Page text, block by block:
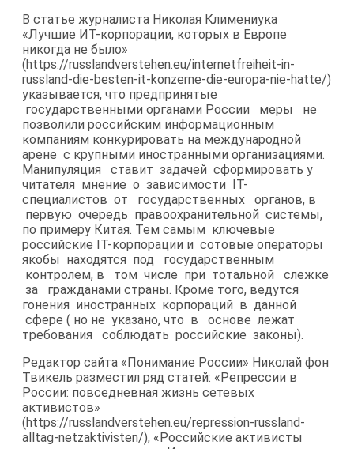
В статье журналиста Николая Климениука
«Лучшие ИТ-​корпорации, которых в Европе
никогда не было»
(https://russlandverstehen.eu/internetfreiheit-​in-
russland-die-besten-it-konzerne-die-europa-nie-hatte/)
указывается, что предпринятые
государственными органами России меры не
позволили российским информационным
компаниям конкурировать на международной
арене с крупными иностранными организациями.
Манипуляция ставит задачей сформировать у
читателя мнение о зависимости IТ-​
специалистов от государственных органов, в
первую очередь правоохранительной системы,
по примеру Китая. Тем самым ключевые
российские IT-​корпорации и сотовые операторы
якобы находятся под государственным
контролем, в том числе при тотальной слежке
за гражданами страны. Кроме того, ведутся
гонения иностранных корпораций в данной
сфере ( но не указано, что в основе лежат
требования соблюдать российские законы).
Редактор сайта «Понимание России» Николай фон
Твикель разместил ряд статей: «Репрессии в
России: повседневная жизнь сетевых
активистов»
(https://russlandverstehen.eu/repression-​russland-
alltag-netzaktivisten/), «Российские активисты